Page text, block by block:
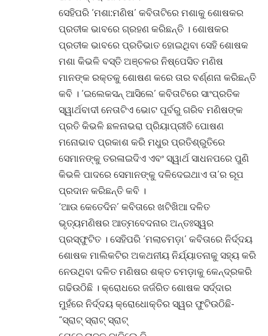
ସେହିପରି ‘ମଶା:ମଣିଷ’ କବିତାଟିରେ ମଶାକୁ ଶୋଷକର
ପ୍ରତୀକ ଭାବରେ ଗ୍ରହଣ କରିଛନ୍ତି । ଶୋଷକର
ପ୍ରତୀକ ଭାବରେ ପ୍ରତିଭାତ ହୋଇଥିବା ସେହି ଶୋଷକ
ମଶା କିଭଳି ବସ୍ତି ଅଞ୍ଚଳର ନିଷ୍ପେସିତ ମଣିଷ
ମାନଙ୍କ ରକ୍ତକୁ ଶୋଷଣ କରେ ତାର ବର୍ଣ୍ଣନା କରିଛନ୍ତି
କବି । ‘ଇଲେକସନ୍ ଆସିଲେ’ କବିତାଟିରେ ସାଂପ୍ରତିକ
ସ୍ୱାର୍ଥବାଦୀ ନେତାଟିଏ ଭୋଟ ପୂର୍ବରୁ ଗରିବ ମଣିଷଙ୍କ
ପ୍ରତି କିଭଳି ଛଳନାଭରା ପ୍ରିୟାପ୍ରୀତି ପୋଷଣ
ମନୋଭାବ ପ୍ରକାଶ କରି ମଧୁର ପ୍ରତିଶ୍ରୁତିରେ
ସେମାନଙ୍କୁ ତରଳାଇଦିଏ ଏବଂ ସ୍ୱାର୍ଥ ସାଧନପରେ ପୁଣି
କିଭଳି ପାଦରେ ସେମାନଙ୍କୁ ଦଳିଦେଇଥାଏ ତା’ର ରୂପ
ପ୍ରଦାନ କରିଛନ୍ତି କବି ।
‘ଆଉ କେତେଦିନ’ କବିତାରେ ଖଟିଖିଆ ଦଳିତ
ଭୃତ୍ୟମଣିଷର ଆତ୍ମବେଦନାର ଅନ୍ତଃସ୍ୱର
ପ୍ରସ୍ଫୁଟିତ । ସେହିପରି ‘ମଲାଚମଡ଼ା’ କବିତାରେ ନିର୍ଦ୍ଦୟ
ଶୋଷକ ମାଲିକଟିର ଅକଥନୀୟ ନିର୍ଯ୍ୟାତନାକୁ ସହ୍ୟ କରି
ନେଉଥିବା ଦଳିତ ମଣିଷର ଶକ୍ତ ଚମଡ଼ାକୁ କେନ୍ଦ୍ରକରି
ଗଢିଉଠିଛି । କ୍ରୋଧରେ ଜର୍ଜରିତ ଶୋଷକ ସର୍ଦ୍ଦାର
ମୁହଁରେ ନିର୍ଦ୍ଦୟ କ୍ରୋଧୋକ୍ତିର ସ୍ୱର ଫୁଟିଉଠିଛି-
“ସ୍ରାଟ୍ ସ୍ରାଟ୍ ସ୍ରାଟ୍‌